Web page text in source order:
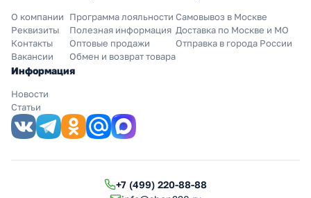
О компании
Реквизиты
Контакты
Вакансии
Программа лояльности
Полезная информация
Оптовые продажи
Обмен и возврат товара
Самовывоз в Москве
Доставка по Москве и МО
Отправка в города России
Информация
Новости
Статьи
+7 (499) 220-88-88